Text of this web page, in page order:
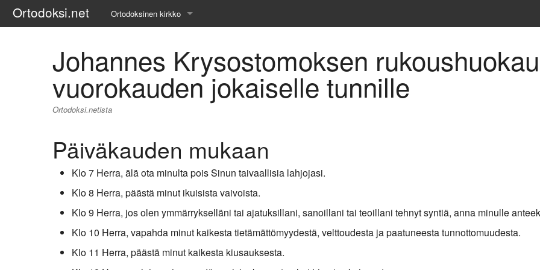
Ortodoksi.net Ortodoksinen kirkko
Liturgiset tekstit
Opetuspuheet
Etiikka
Uskonoppi
Pyhät ihmiset
Suomen kirkko
Johannes Krysostomoksen
vuorokauden jokaiselle tunnille
Ortodoksi.netista
Päiväkauden mukaan
Klo 7 Herra, älä ota minulta pois Sinun taivaallisia lahjojasi.
Klo 8 Herra, päästä minut ikuisista vaivoista.
Klo 9 Herra, jos olen ymmärrykselläni tai ajatuksillani, sanoillani tai teoillani tehnyt syntiä, anna minulle
Klo 10 Herra, vapahda minut kaikesta tietämättömyydestä, velttoudesta ja paatuneesta tunnottomuudesta.
Klo 11 Herra, päästä minut kaikesta kiusauksesta.